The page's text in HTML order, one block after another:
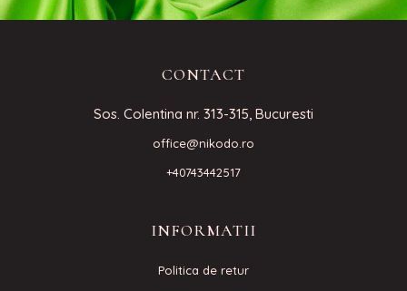
CONTACT
Sos. Colentina nr. 313-315, Bucuresti
office@nikodo.ro
+40743442517
INFORMATII
Politica de retur